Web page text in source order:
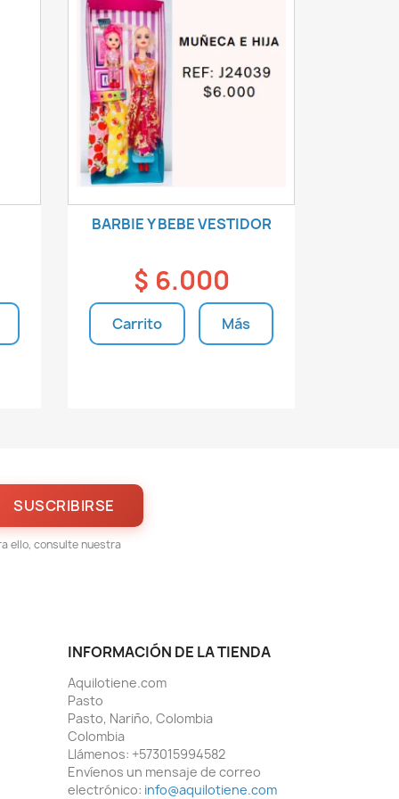
BARBIE Y BEBE VESTIDOR
$ 6.000
Carrito Más
ello, consulte nuestra
INFORMACIÓN DE LA TIENDA
Aquilotiene.com
Pasto
Pasto, Nariño, Colombia
Colombia
Llámenos: +573015994582
Envíenos un mensaje de correo
electrónico: info@aquilotiene.com